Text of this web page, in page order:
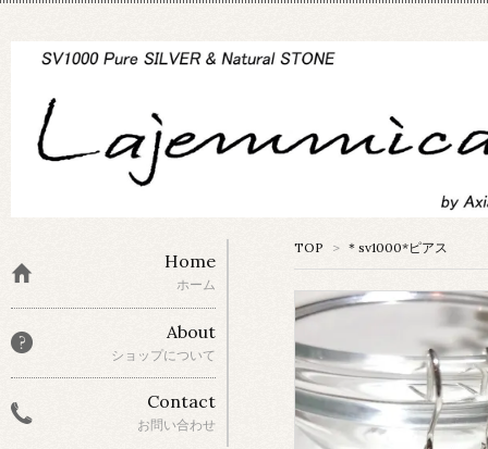
TOP > ＊sv1000*ピアス
Home
ホーム
About
ショップについて
Contact
お問い合わせ